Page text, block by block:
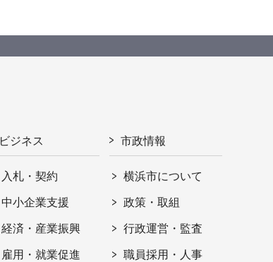
ビジネス
入札・契約
中小企業支援
経済・産業振興
雇用・就業促進
市政情報
横浜市について
政策・取組
行政運営・監査
職員採用・人事